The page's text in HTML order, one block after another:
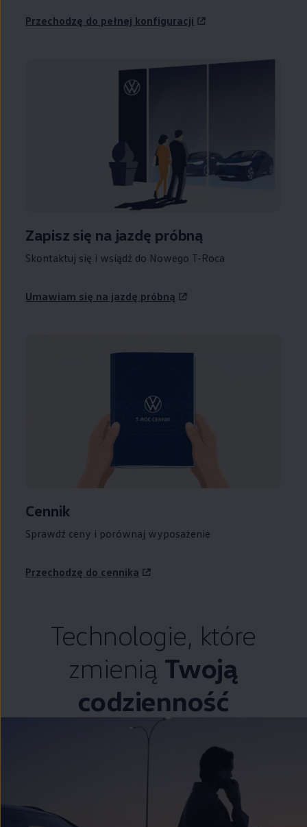
Przechodzę do pełnej konfiguracji
Zapisz się na jazdę próbną
Skontaktuj się i wsiądź do Nowego T-Roca
Umawiam się na jazdę próbną
Cennik
Sprawdź ceny i porównaj wyposażenie
Przechodzę do cennika
Technologie, które
zmienią Twoją
codzienność